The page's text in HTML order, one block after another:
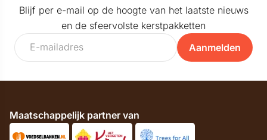
Blijf per e-mail op de hoogte van het laatste nieuws
en de sfeervolste kerstpakketten
Aanmelden
Maatschappelijk partner van